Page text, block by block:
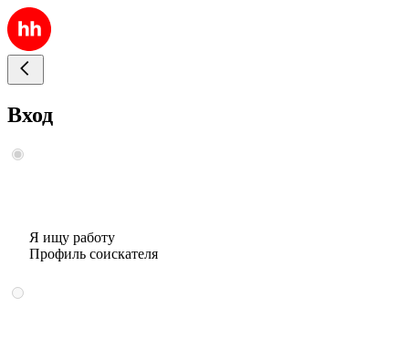
Вход
Я ищу работу
Профиль соискателя